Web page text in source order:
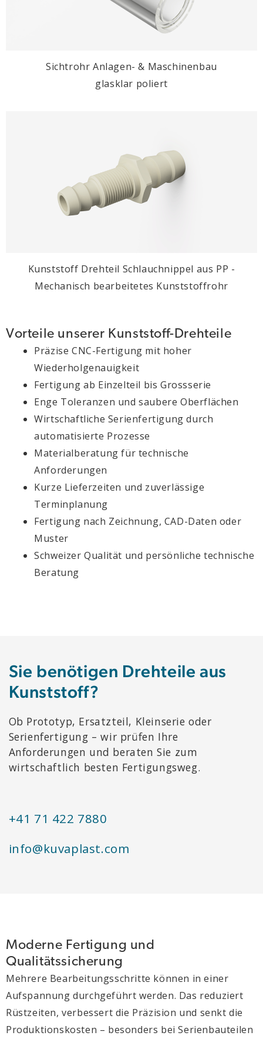
Sichtrohr Anlagen- & Maschinenbau
glasklar poliert
Kunststoff Drehteil Schlauchnippel aus PP -
Mechanisch bearbeitetes Kunststoffrohr
Vorteile unserer Kunststoff-Drehteile
Präzise CNC-Fertigung mit hoher
Wiederholgenauigkeit
Fertigung ab Einzelteil bis Grossserie
Enge Toleranzen und saubere Oberflächen
Wirtschaftliche Serienfertigung durch
automatisierte Prozesse
Materialberatung für technische
Anforderungen
Kurze Lieferzeiten und zuverlässige
Terminplanung
Fertigung nach Zeichnung, CAD-Daten oder
Muster
Schweizer Qualität und persönliche technische
Beratung
Sie benötigen Drehteile aus
Kunststoff?
Ob Prototyp, Ersatzteil, Kleinserie oder
Serienfertigung – wir prüfen Ihre
Anforderungen und beraten Sie zum
wirtschaftlich besten Fertigungsweg.
+41 71 422 7880
info@kuvaplast.com
Moderne Fertigung und
Qualitätssicherung
Mehrere Bearbeitungsschritte können in einer
Aufspannung durchgeführt werden. Das reduziert
Rüstzeiten, verbessert die Präzision und senkt die
Produktionskosten – besonders bei Serienbauteilen